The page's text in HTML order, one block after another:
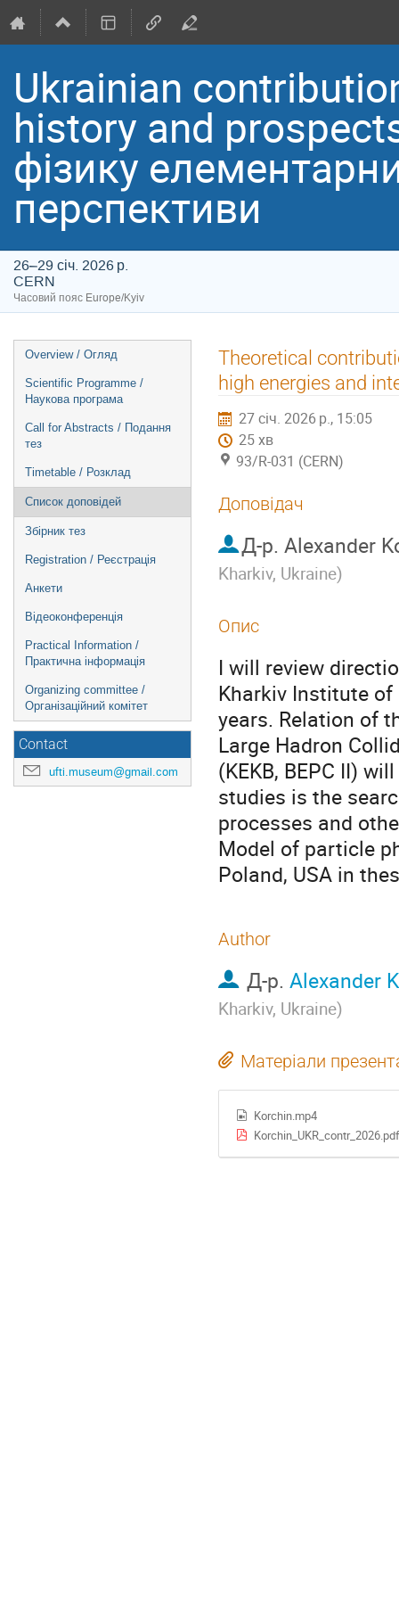
Ukrainian
history and
фізику
перспективи
26–29 січ. 2026 р.
CERN
Часовий пояс Europe/Kyiv
Event
menu
Overview / Огляд
Scientific Programme /
Наукова програма
Call for Abstracts / Подання
тез
Timetable / Розклад
Список доповідей
Збірник тез
Registration / Реєстрація
Анкети
Відеоконференція
Practical Information /
Практична інформація
Organizing committee /
Організаційний комітет
Contact
ufti.museum@gmail.com
Theoretical
high energies and
27 січ. 2026 р., 15:05
25 хв
93/R-031 (CERN)
Доповідач
Д-р. Alexander
Kharkiv, Ukraine)
Опис
I will review
Kharkiv Institute
years. Relation of
Large Hadron
(KEKB, BEPC II)
studies is the
processes and
Model of particle
Poland, USA in
Author
Д-р. Alexander
Kharkiv, Ukraine)
Матеріали
Korchin.mp4
Korchin_UKR_contr_2026.pdf